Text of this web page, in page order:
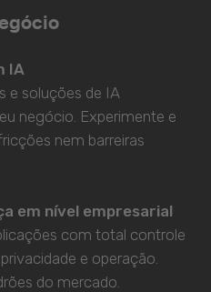
IA
e soluções de IA
negócio. Experimente e
nem barreiras
em nível empresarial
com total controle
e operação.
do mercado.